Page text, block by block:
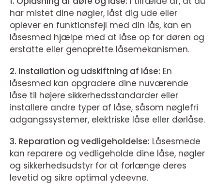
har mistet dine nøgler, låst dig ude eller
oplever en funktionsfejl med din lås, kan en
låsesmed hjælpe med at låse op for døren og
erstatte eller genoprette låsemekanismen.
2. Installation og udskiftning af låse: En
låsesmed kan opgradere dine nuværende
låse til højere sikkerhedsstandarder eller
installere andre typer af låse, såsom nøglefri
adgangssystemer, elektriske låse eller dørlåse.
3. Reparation og vedligeholdelse: Låsesmede
kan reparere og vedligeholde dine låse, nøgler
og sikkerhedsudstyr for at forlænge deres
levetid og sikre optimal ydeevne.